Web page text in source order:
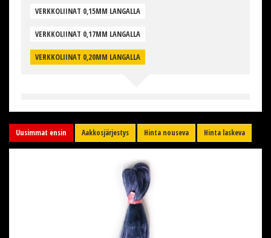
VERKKOLIINAT 0,15MM LANGALLA
VERKKOLIINAT 0,17MM LANGALLA
VERKKOLIINAT 0,20MM LANGALLA
Uusimmat ensin Aakkosjärjestys Hinta nouseva Hinta laskeva